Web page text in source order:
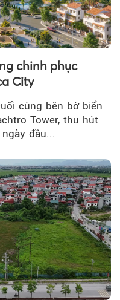
chinh phục
City
cùng bên bờ biển
Tower, thu hút
đầu...